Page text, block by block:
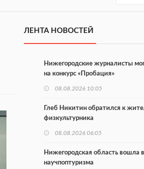
ЛЕНТА НОВОСТЕЙ
Нижегородские журналисты
на конкурс «Пробация»
08.08.2026 10:05
Глеб Никитин обратился к
физкультурника
08.08.2026 06:05
Нижегородская область вошла
научпоптуризма